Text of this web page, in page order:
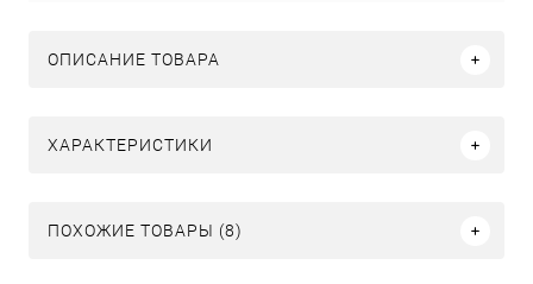
ОПИСАНИЕ ТОВАРА
ХАРАКТЕРИСТИКИ
ПОХОЖИЕ ТОВАРЫ (8)